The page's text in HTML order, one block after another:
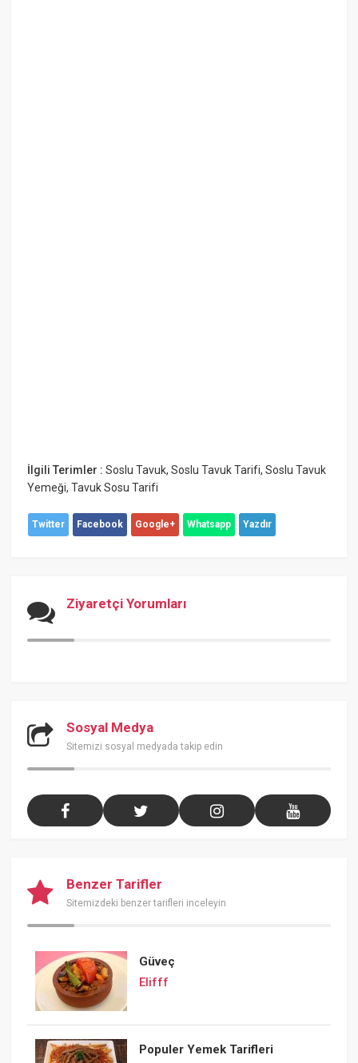
İlgili Terimler :Soslu Tavuk,Soslu Tavuk Tarifi,Soslu Tavuk
Yemeği,Tavuk Sosu Tarifi
Twitter Facebook Google+ Whatsapp Yazdır
Ziyaretçi Yorumları
Sosyal Medya
Sitemizi sosyal medyada takip edin
Benzer Tarifler
Sitemizdeki benzer tarifleri inceleyin
Güveç
Elifff
Populer Yemek Tarifleri